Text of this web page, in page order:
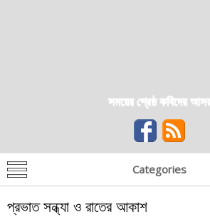
সময়ের শ্রেষ্ঠ কবিদের
Categories
প্রভাত সন্ধ্যা ও রাতের আকাশ